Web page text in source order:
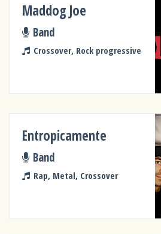
Maddog Joe
Band
Crossover, Rock progressive
Entropicamente
Band
Rap, Metal, Crossover